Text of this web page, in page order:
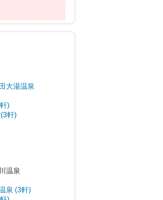
大湯温泉
)
軒)
温泉
泉 (3軒)